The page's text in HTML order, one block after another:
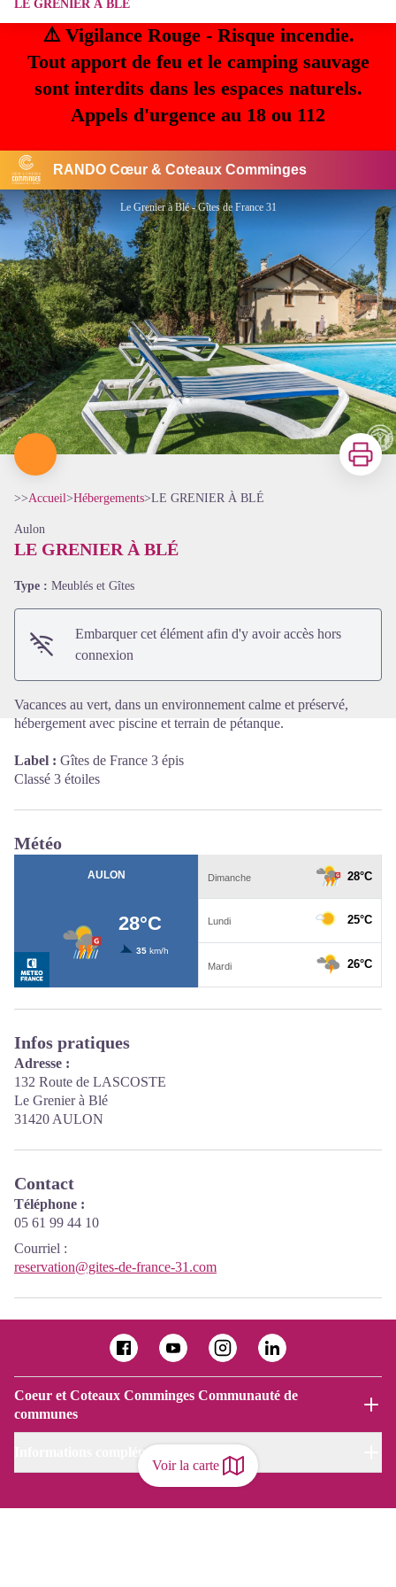
⚠️ Vigilance Rouge - Risque incendie.
Tout apport de feu et le camping sauvage
sont interdits dans les espaces naturels.
Appels d'urgence au 18 ou 112
RANDO Cœur & Coteaux Comminges
LE GRENIER À BLÉ
Voir la carte
Le Grenier à Blé - Gîtes de France 31
Imprimer
>>Accueil>Hébergements>LE GRENIER À BLÉ
Aulon
LE GRENIER À BLÉ
Type : Meublés et Gîtes
Embarquer cet élément afin d'y avoir accès hors
connexion
Vacances au vert, dans un environnement calme et préservé,
hébergement avec piscine et terrain de pétanque.
Label : Gîtes de France 3 épis
Classé 3 étoiles
Météo
Infos pratiques
Adresse :
132 Route de LASCOSTE
Le Grenier à Blé
31420 AULON
Contact
Téléphone :
05 61 99 44 10
Courriel :
reservation@gites-de-france-31.com
Coeur et Coteaux Comminges Communauté de
communes
Informations complémentaires